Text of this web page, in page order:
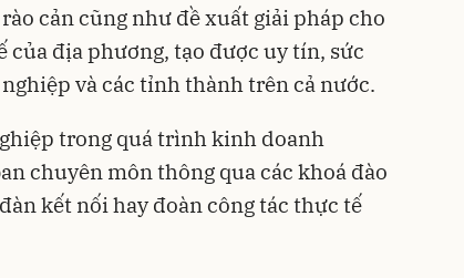
cản cũng như đề xuất giải pháp cho
địa phương, tạo được uy tín, sức
và các tỉnh thành trên cả nước.
trong quá trình kinh doanh
chuyên môn thông qua các khoá đào
kết nối hay đoàn công tác thực tế